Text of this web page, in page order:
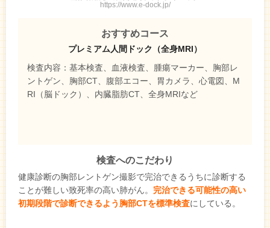
https://www.e-dock.jp/
おすすめコース
プレミアム人間ドック（全身MRI）
検査内容：基本検査、血液検査、腫瘍マーカー、胸部レ
ントゲン、胸部CT、腹部エコー、胃カメラ、心電図、M
RI（脳ドック）、内臓脂肪CT、全身MRIなど
検査へのこだわり
健康診断の胸部レントゲン撮影で完治できるうちに診断する
ことが難しい致死率の高い肺がん。 完治できる可能性の高い
初期段階で診断できるよう胸部CTを標準検査にしている。